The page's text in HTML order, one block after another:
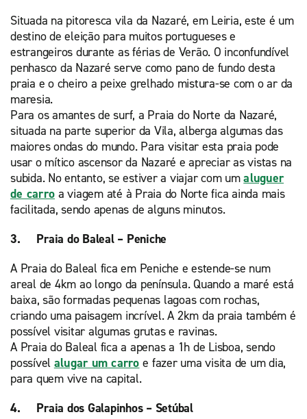
Situada na pitoresca vila da Nazaré, em Leiria, este é um
destino de eleição para muitos portugueses e
estrangeiros durante as férias de Verão. O inconfundível
penhasco da Nazaré serve como pano de fundo desta
praia e o cheiro a peixe grelhado mistura-se com o ar da
maresia.
Para os amantes de surf, a Praia do Norte da Nazaré,
situada na parte superior da Vila, alberga algumas das
maiores ondas do mundo. Para visitar esta praia pode
usar o mítico ascensor da Nazaré e apreciar as vistas na
subida. No entanto, se estiver a viajar com umaluguer
de carro a viagem até à Praia do Norte fica ainda mais
facilitada, sendo apenas de alguns minutos.
3. Praia do Baleal – Peniche
A Praia do Baleal fica em Peniche e estende-se num
areal de 4km ao longo da península. Quando a maré está
baixa, são formadas pequenas lagoas com rochas,
criando uma paisagem incrível. A 2km da praia também é
possível visitar algumas grutas e ravinas.
A Praia do Baleal fica a apenas a 1h de Lisboa, sendo
possível alugar um carro e fazer uma visita de um dia,
para quem vive na capital.
4. Praia dos Galapinhos – Setúbal